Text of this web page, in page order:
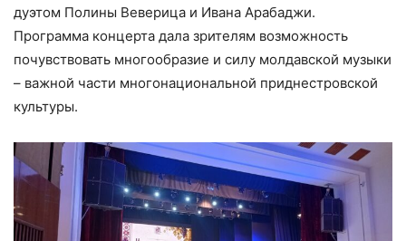
дуэтом Полины Веверица и Ивана Арабаджи.
Программа концерта дала зрителям возможность
почувствовать многообразие и силу молдавской музыки
– важной части многонациональной приднестровской
культуры.